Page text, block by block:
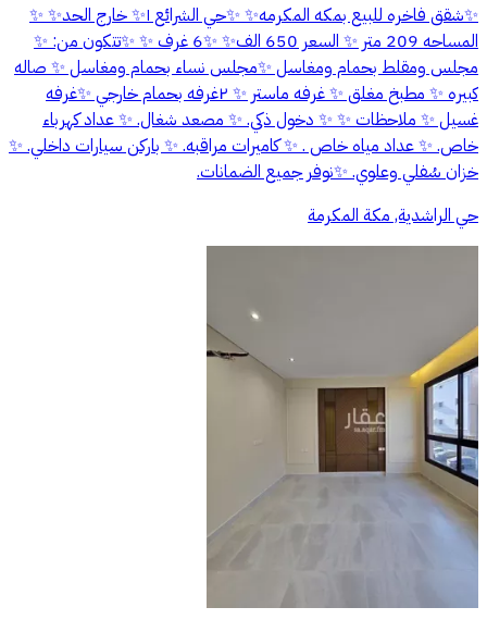
✨شقق فاخره للبيع بمكه المكرمه✨ ✨حي الشرائع ١✨ خارج الحد✨ ✨
المساحه 209 متر ✨ السعر 650 الف✨ ✨6 غرف ✨ ✨تتكون من: ✨
مجلس ومقلط بحمام ومغاسل ✨مجلس نساء بحمام ومغاسل ✨ صاله
كبيره ✨ مطبخ مغلق ✨ غرفه ماستر ✨ ٢غرفه بحمام خارجي ✨غرفه
غسيل ✨ ملاحظات ✨ ✨ دخول ذكي. ✨ مصعد شغال. ✨ عداد كهرباء
خاص. ✨ عداد مياه خاص . ✨ كاميرات مراقبه. ✨ باركن سيارات داخلي. ✨
خزان سُفلي وعلوي. ✨نوفر جميع الضمانات.
حي الراشدية, مكة المكرمة